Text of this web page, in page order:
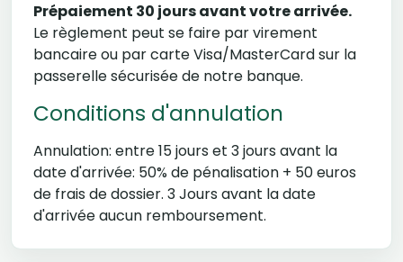
Prépaiement 30 jours avant votre arrivée.
Le règlement peut se faire par virement
bancaire ou par carte Visa/MasterCard sur la
passerelle sécurisée de notre banque.
Conditions d'annulation
Annulation: entre 15 jours et 3 jours avant la
date d'arrivée: 50% de pénalisation + 50 euros
de frais de dossier. 3 Jours avant la date
d'arrivée aucun remboursement.